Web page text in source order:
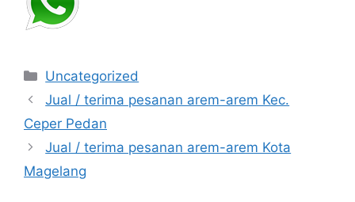
Categories
Uncategorized
Jual / terima pesanan arem-arem Kec.
Ceper Pedan
Jual / terima pesanan arem-arem Kota
Magelang